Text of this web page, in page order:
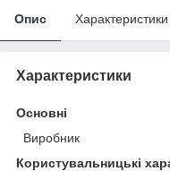
Опис Характеристики
Характеристики
Основні
Виробник
Користувальницькі